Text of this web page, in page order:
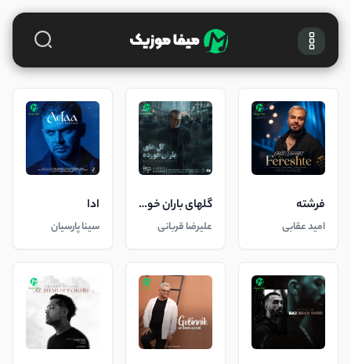
فرشته
امید عقابی
گلهای باران خورده
علیرضا قربانی
ادا
سینا پارسیان